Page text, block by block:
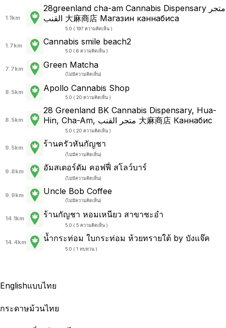
1.1km
28greenland cha-am Cannabis Dispensary متجر
القنب 大麻商店 Магазин каннабиса
5.0 ( 197 ความคิดเห็น )
1.7km Cannabis smile beach2
5.0 ( 6 ความคิดเห็น )
7.7km Green Matcha
(ไม่มีความคิดเห็น)
8.5km Apollo Cannabis Shop
5.0 ( 20 ความคิดเห็น )
8.5km
28 Greenland BK Cannabis Dispensary, Hua-
Hin, Cha-Am,‎ متجر القنب 大麻商店 Каннабис
5.0 ( 20 ความคิดเห็น )
9.5km ร้านครัวหันกัญชา
(ไม่มีความคิดเห็น)
9.8km อัมสเตอร์ดัม คอฟฟี่ สโลว์บาร์
(ไม่มีความคิดเห็น)
9.9km Uncle Bob Coffee
(ไม่มีความคิดเห็น)
14.1km ร้านกัญชา หอมเหนียว สาขาชะอำ
5.0 ( 5 ความคิดเห็น )
14.4km น้ำกระท่อม ใบกระท่อม ห้วยทรายใต้ by บังแจ๊ค
5.0 ( 1 ทบทวน )
Englishแบบไทย
กระดาษม้วนไทย